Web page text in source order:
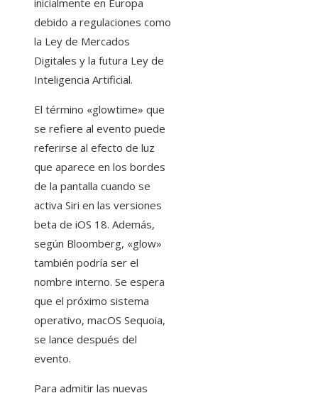
debido a regulaciones como
la Ley de Mercados
Digitales y la futura Ley de
Inteligencia Artificial.
El término «glowtime» que
se refiere al evento puede
referirse al efecto de luz
que aparece en los bordes
de la pantalla cuando se
activa Siri en las versiones
beta de iOS 18. Además,
según Bloomberg, «glow»
también podría ser el
nombre interno. Se espera
que el próximo sistema
operativo, macOS Sequoia,
se lance después del
evento.
Para admitir las nuevas